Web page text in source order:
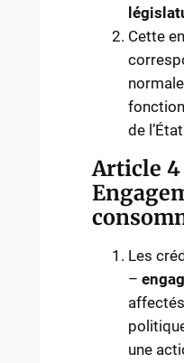
Cette
de
Article
Les
–
une